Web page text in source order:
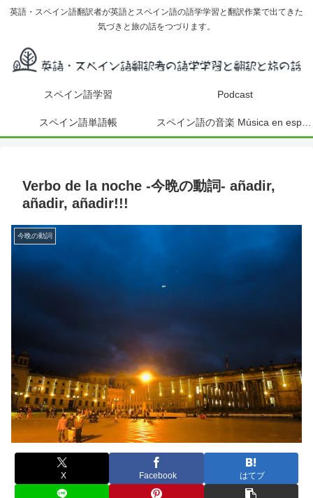
英語・スペイン語翻訳者が英語とスペイン語の語学学習と翻訳作業で出てきた
気づきと旅の話をつづります。
スペイン語学習 Podcast
スペイン語単語帳
Verbo de la noche -今晩の動詞- añadir,
añadir, añadir!!!
今晩の動詞
X Facebook はてブ